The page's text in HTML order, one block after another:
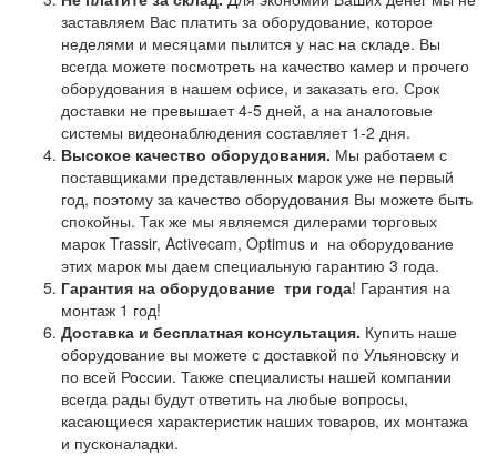
заставляем Вас платить за оборудование, которое
неделями и месяцами пылится у нас на складе. Вы
всегда можете посмотреть на качество камер и прочего
оборудования в нашем офисе, и заказать его. Срок
доставки не превышает 4-5 дней, а на аналоговые
системы видеонаблюдения составляет 1-2 дня.
Высокое качество оборудования. Мы работаем с
поставщиками представленных марок уже не первый
год, поэтому за качество оборудования Вы можете быть
спокойны. Так же мы являемся дилерами торговых
марок Trassir, Activecam, Optimus и на оборудование
этих марок мы даем специальную гарантию 3 года.
Гарантия на оборудование три года! Гарантия на
монтаж 1 год!
Доставка и бесплатная консультация. Купить наше
оборудование вы можете с доставкой по Ульяновску и
по всей России. Также специалисты нашей компании
всегда рады будут ответить на любые вопросы,
касающиеся характеристик наших товаров, их монтажа
и пусконаладки.